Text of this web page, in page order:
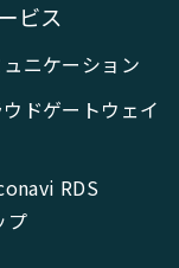
ビス
ニケーション
ドゲートウェイ
RDS
プ